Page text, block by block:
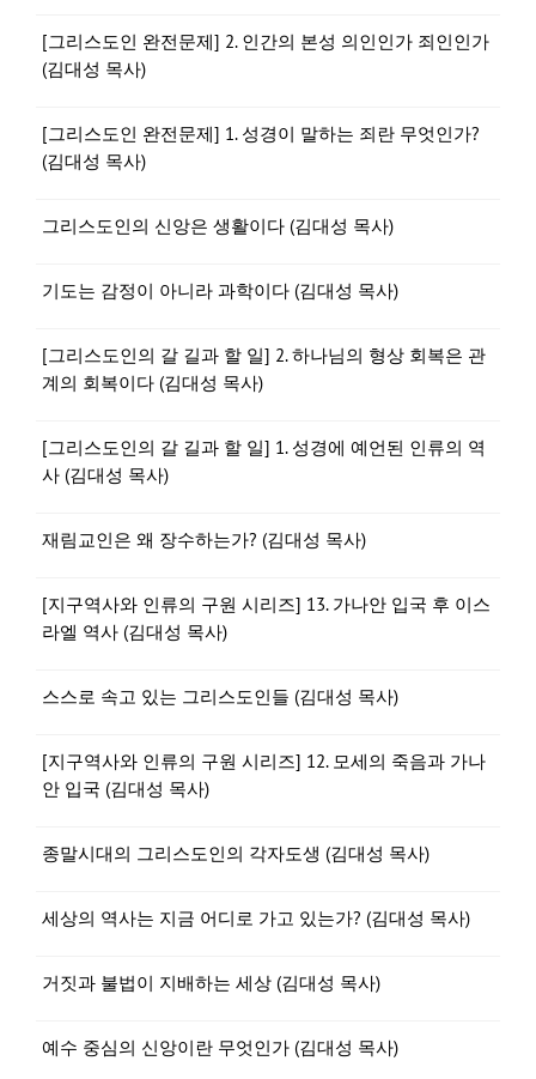
[그리스도인 완전문제] 2. 인간의 본성 의인인가 죄인인가
(김대성 목사)
[그리스도인 완전문제] 1. 성경이 말하는 죄란 무엇인가?
(김대성 목사)
그리스도인의 신앙은 생활이다 (김대성 목사)
기도는 감정이 아니라 과학이다 (김대성 목사)
[그리스도인의 갈 길과 할 일] 2. 하나님의 형상 회복은 관
계의 회복이다 (김대성 목사)
[그리스도인의 갈 길과 할 일] 1. 성경에 예언된 인류의 역
사 (김대성 목사)
재림교인은 왜 장수하는가? (김대성 목사)
[지구역사와 인류의 구원 시리즈] 13. 가나안 입국 후 이스
라엘 역사 (김대성 목사)
스스로 속고 있는 그리스도인들 (김대성 목사)
[지구역사와 인류의 구원 시리즈] 12. 모세의 죽음과 가나
안 입국 (김대성 목사)
종말시대의 그리스도인의 각자도생 (김대성 목사)
세상의 역사는 지금 어디로 가고 있는가? (김대성 목사)
거짓과 불법이 지배하는 세상 (김대성 목사)
예수 중심의 신앙이란 무엇인가 (김대성 목사)